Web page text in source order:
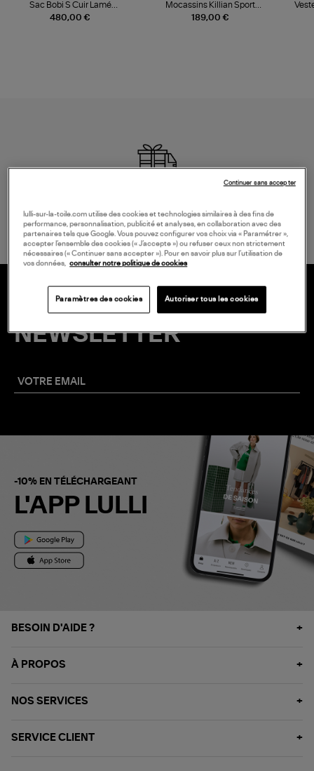
480,00 €
Sac Bobi S Cuir Lamé
Champagne
189,00 €
Mocassins Killian Sport
Mousse
à partir de 150 € d'achat*
20 € EN VOUS INSCRIVANT À LA
NEWSLETTER
-10% EN TÉLÉCHARGEANT
L'APP LULLI
BESOIN D'AIDE ?
À PROPOS
NOS SERVICES
SERVICE CLIENT
lulli-sur-la-toile.com utilise des cookies et technologies similaires à des fins de
performance, personnalisation, publicité et analyses, en collaboration avec des
partenaires tels que Google. Vous pouvez configurer vos choix via « Paramétrer »,
accepter l’ensemble des cookies (« J’accepte ») ou refuser ceux non strictement
nécessaires (« Continuer sans accepter »). Pour en savoir plus sur l’utilisation de
vos données, consulter notre politique de cookies
Paramètres des cookies Autoriser tous les cookies
Continuer sans accepter